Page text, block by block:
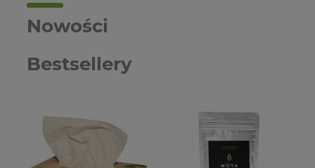
Nowości
Bestsellery